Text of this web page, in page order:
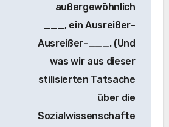
außergewöhnlich
___, ein Ausreißer-
Ausreißer-___. (Und
was wir aus dieser
stilisierten Tatsache
über die
Sozialwissenschafte